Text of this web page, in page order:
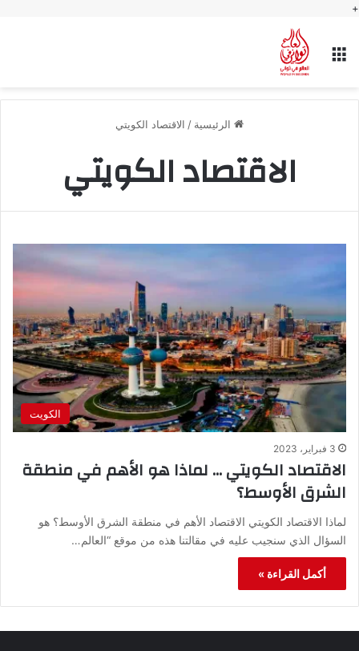
+
القائمة
الرئيسية / الاقتصاد الكويتي
الاقتصاد الكويتي
الكويت
3 فبراير، 2023
الاقتصاد الكويتي … لماذا هو الأهم في منطقة
الشرق الأوسط؟
لماذا الاقتصاد الكويتي الاقتصاد الأهم في منطقة الشرق الأوسط؟ هو
السؤال الذي سنجيب عليه في مقالتنا هذه من موقع “العالم…
أكمل القراءة »